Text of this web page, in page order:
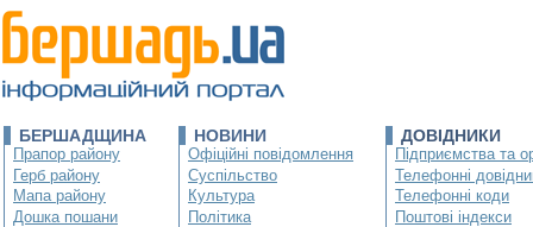
БЕРШАДЩИНА
Прапор району
Герб району
Мапа району
Дошка пошани
НОВИНИ
Офіційні повідомлення
Суспільство
Культура
Політика
ДОВІДНИКИ
Підприємства та
Телефонні
Телефонні коди
Поштові індекси